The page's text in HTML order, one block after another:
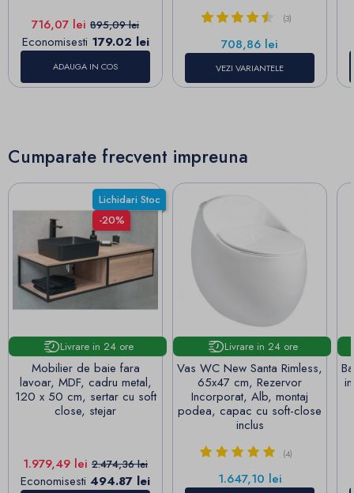
Pret
716,07 lei Pret de baza
895,09 lei
Economisesti 179.02 lei
ADAUGA IN COS
(3)
Pret
708,86 lei
VEZI VARIANTELE
Cumparate frecvent impreuna
Lichidari Stoc
-20%
Livrare in 24 ore
Mobilier de baie fara
lavoar, MDF, cadru metal,
120 x 50 cm, sertar cu soft
close, stejar
Pret
1.979,49 lei Pret de baza
2.474,36 lei
Economisesti 494.87 lei
Livrare in 24 ore
Vas WC New Santa Rimless,
65x47 cm, Rezervor
Incorporat, Alb, montaj
podea, capac cu soft-close
inclus
(4)
Pret
1.647,10 lei